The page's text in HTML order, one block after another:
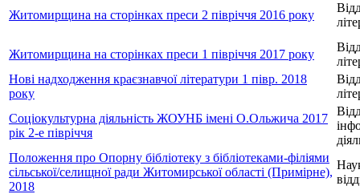
Житомирщина на сторінках преси 2 півріччя 2016 року
Житомирщина на сторінках преси 1 півріччя 2017 року
Нові надходження краєзнавчої літератури 1 півр. 2018
року
Соціокультурна діяльність ЖОУНБ імені О.Ольжича 2017
рік 2-е півріччя
Положення про Опорну бібліотеку з бібліотеками-філіями
сільської/селищної ради Житомирської області (Примірне),
2018